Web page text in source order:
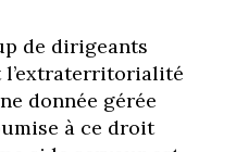
de dirigeants
l’extraterritorialité
donnée gérée
à ce droit